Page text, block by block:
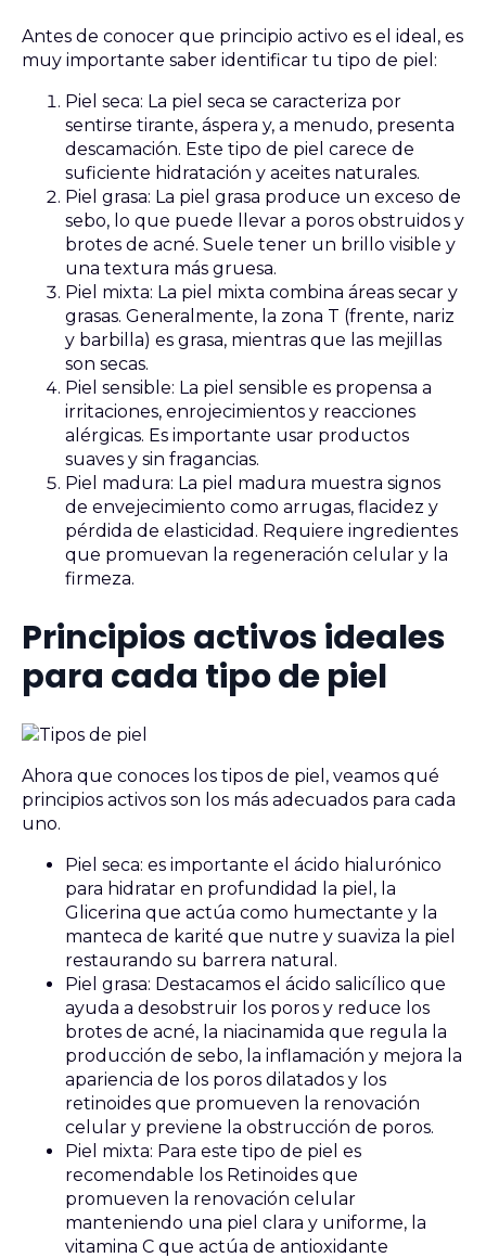
Antes de conocer que principio activo es el ideal, es
muy importante saber identificar tu tipo de piel:
Piel seca: La piel seca se caracteriza por
sentirse tirante, áspera y, a menudo, presenta
descamación. Este tipo de piel carece de
suficiente hidratación y aceites naturales.
Piel grasa: La piel grasa produce un exceso de
sebo, lo que puede llevar a poros obstruidos y
brotes de acné. Suele tener un brillo visible y
una textura más gruesa.
Piel mixta: La piel mixta combina áreas secar y
grasas. Generalmente, la zona T (frente, nariz
y barbilla) es grasa, mientras que las mejillas
son secas.
Piel sensible: La piel sensible es propensa a
irritaciones, enrojecimientos y reacciones
alérgicas. Es importante usar productos
suaves y sin fragancias.
Piel madura: La piel madura muestra signos
de envejecimiento como arrugas, flacidez y
pérdida de elasticidad. Requiere ingredientes
que promuevan la regeneración celular y la
firmeza.
Principios activos ideales
para cada tipo de piel
Ahora que conoces los tipos de piel, veamos qué
principios activos son los más adecuados para cada
uno.
Piel seca: es importante el ácido hialurónico
para hidratar en profundidad la piel, la
Glicerina que actúa como humectante y la
manteca de karité que nutre y suaviza la piel
restaurando su barrera natural.
Piel grasa: Destacamos el ácido salicílico que
ayuda a desobstruir los poros y reduce los
brotes de acné, la niacinamida que regula la
producción de sebo, la inflamación y mejora la
apariencia de los poros dilatados y los
retinoides que promueven la renovación
celular y previene la obstrucción de poros.
Piel mixta: Para este tipo de piel es
recomendable los Retinoides que
promueven la renovación celular
manteniendo una piel clara y uniforme, la
vitamina C que actúa de antioxidante